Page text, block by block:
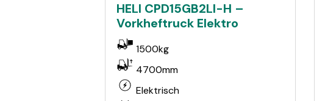
HELI CPD15GB2LI-H –
Vorkheftruck Elektro
1500kg
4700mm
Elektrisch